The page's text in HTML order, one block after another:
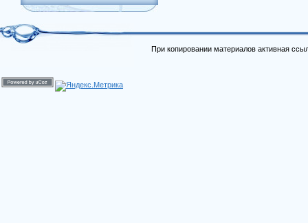
При копировании материалов активная